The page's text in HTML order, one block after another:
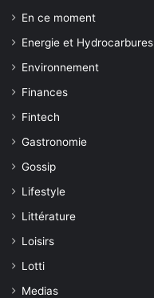
En ce moment
Energie et Hydrocarbures
Environnement
Finances
Fintech
Gastronomie
Gossip
Lifestyle
Littérature
Loisirs
Lotti
Medias